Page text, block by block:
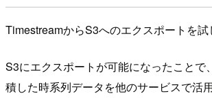
TimestreamからS3へのエクスポートを試
S3にエクスポートが可能になったことで
積した時系列データを他のサービスで活